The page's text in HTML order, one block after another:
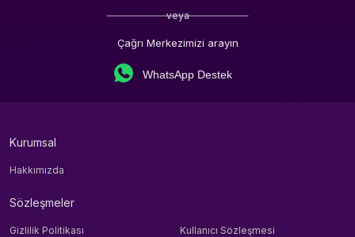
veya
Çağrı Merkezimizi arayın
WhatsApp Destek
Kurumsal
Hakkımızda
Sözleşmeler
Gizlilik Politikası
Kullanıcı Sözleşmesi